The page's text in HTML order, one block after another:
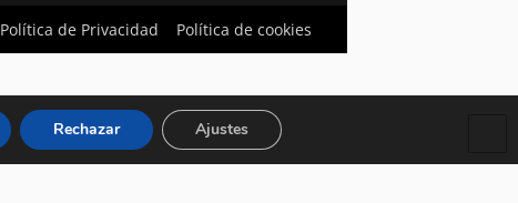
Política de Privacidad Política de cookies
Rechazar Ajustes